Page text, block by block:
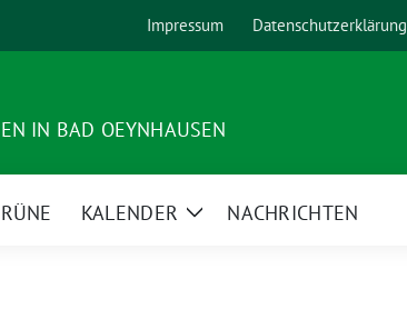
Impressum Datenschutzerklärung
IN BAD OEYNHAUSEN
KALENDER
ZeigeNACHRICHTEN